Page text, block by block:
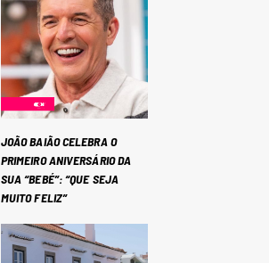
JOÃO BAIÃO CELEBRA O
PRIMEIRO ANIVERSÁRIO DA
SUA “BEBÉ”: “QUE SEJA
MUITO FELIZ”